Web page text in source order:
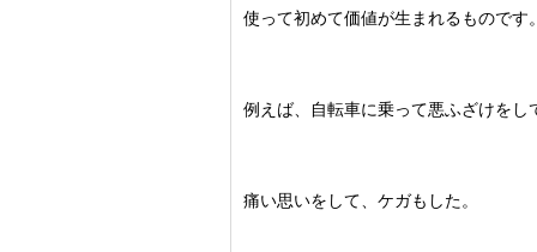
使って初めて価値が生まれるものです。
例えば、自転車に乗って悪ふざけをし
痛い思いをして、ケガもした。